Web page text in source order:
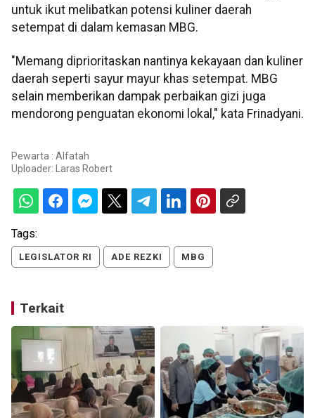
untuk ikut melibatkan potensi kuliner daerah
setempat di dalam kemasan MBG.
"Memang diprioritaskan nantinya kekayaan dan kuliner
daerah seperti sayur mayur khas setempat. MBG
selain memberikan dampak perbaikan gizi juga
mendorong penguatan ekonomi lokal," kata Frinadyani.
Pewarta : Alfatah
Uploader: Laras Robert
Tags:
LEGISLATOR RI ADE REZKI MBG
Terkait